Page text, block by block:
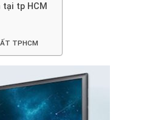
tại tp HCM
TPHCM